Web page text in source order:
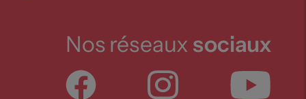
Nos réseaux sociaux